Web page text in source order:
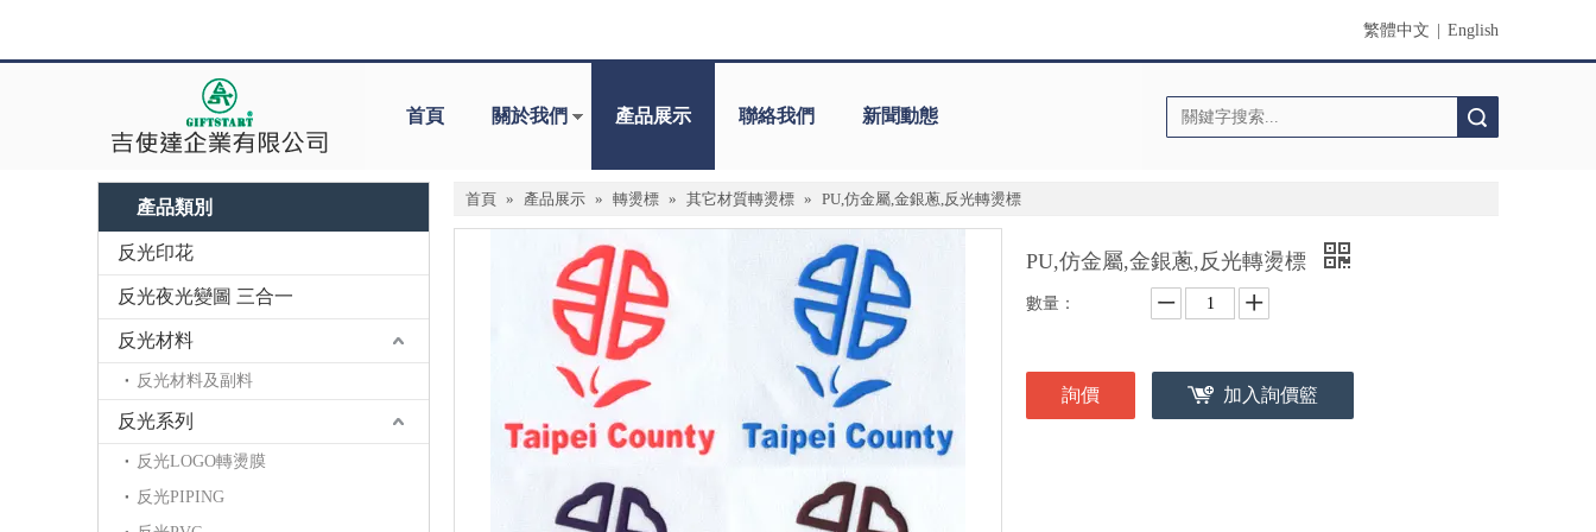
繁體中文 English
首頁 關於我們 產品展示 聯絡我們 新聞動態
產品類別
反光印花
反光夜光變圖 三合一
反光材料
反光材料及副料
反光系列
反光LOGO轉燙膜
反光PIPING
首頁 » 產品展示 » 轉燙標 » 其它材質轉燙標 » PU,仿金屬,金銀蔥,反光轉燙標
PU,仿金屬,金銀蔥,反光轉燙標
數量：
詢價 加入詢價籃